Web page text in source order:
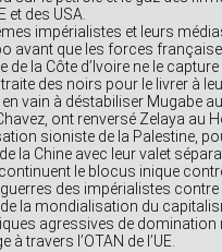
et des USA.
impérialistes et leurs
avant que les forces
de la Côte d’Ivoire ne le
des noirs pour le livrer à
vain à déstabiliser Mugabe
ont renversé Zelaya au
sioniste de la Palestine,
la Chine avec leur valet
le blocus inique
guerres des impérialistes
la mondialisation du
agressives de domination
travers l’OTAN de l’UE.